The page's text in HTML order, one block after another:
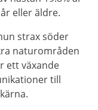
eller äldre.
strax söder
naturområden
ett växande
till